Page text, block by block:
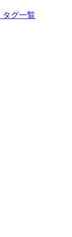
タグ一覧